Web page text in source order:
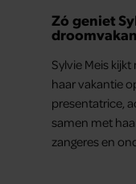
Zó geniet
Sylvie Meis
haar vakantie
presentatrice,
samen met
zangeres en